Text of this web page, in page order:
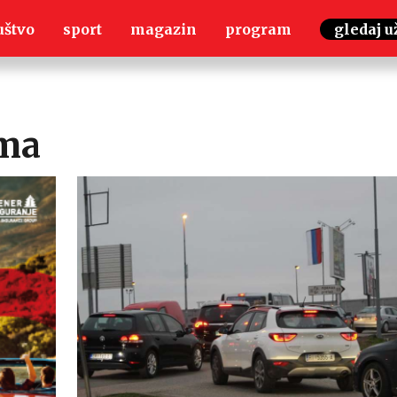
sport magazin program gledaj